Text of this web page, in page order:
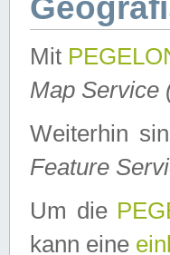
Mit
Map Service
Weiterhin
Feature
Um die
kann eine